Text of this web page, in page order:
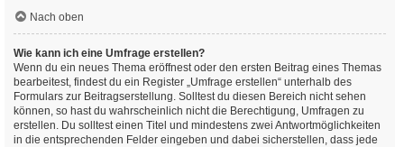
Nach oben
Wie kann ich eine Umfrage erstellen?
Wenn du ein neues Thema eröffnest oder den ersten Beitrag eines Themas
bearbeitest, findest du ein Register „Umfrage erstellen“ unterhalb des
Formulars zur Beitragserstellung. Solltest du diesen Bereich nicht sehen
können, so hast du wahrscheinlich nicht die Berechtigung, Umfragen zu
erstellen. Du solltest einen Titel und mindestens zwei Antwortmöglichkeiten
in die entsprechenden Felder eingeben und dabei sicherstellen, dass jede